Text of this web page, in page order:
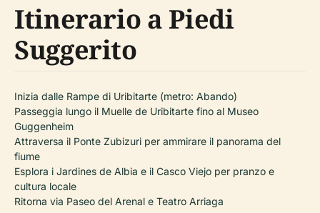
Itinerario a Piedi
Suggerito
Inizia dalle Rampe di Uribitarte (metro: Abando)
Passeggia lungo il Muelle de Uribitarte fino al Museo
Guggenheim
Attraversa il Ponte Zubizuri per ammirare il panorama del
fiume
Esplora i Jardines de Albia e il Casco Viejo per pranzo e
cultura locale
Ritorna via Paseo del Arenal e Teatro Arriaga